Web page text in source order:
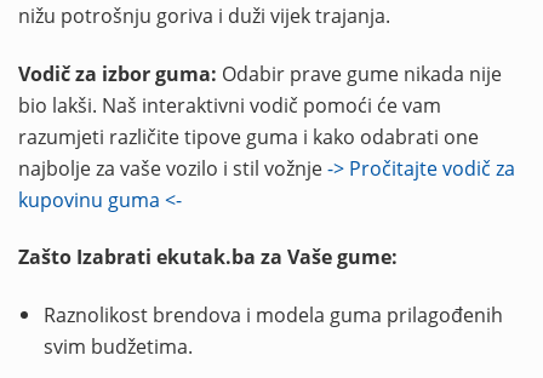
nižu potrošnju goriva i duži vijek trajanja.
Vodič za izbor guma: Odabir prave gume nikada nije
bio lakši. Naš interaktivni vodič pomoći će vam
razumjeti različite tipove guma i kako odabrati one
najbolje za vaše vozilo i stil vožnje-> Pročitajte vodič za
kupovinu guma <-
Zašto Izabrati ekutak.ba za Vaše gume:
Raznolikost brendova i modela guma prilagođenih
svim budžetima.